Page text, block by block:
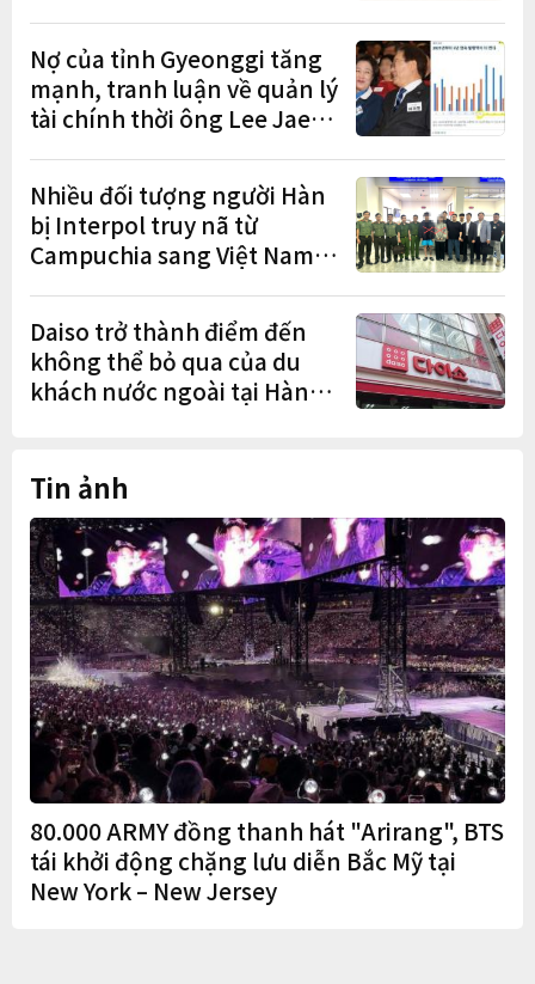
Nợ của tỉnh Gyeonggi tăng
mạnh, tranh luận về quản lý
tài chính thời ông Lee Jae-
Nhiều đối tượng người Hàn
bị Interpol truy nã từ
Campuchia sang Việt Nam
Daiso trở thành điểm đến
không thể bỏ qua của du
khách nước ngoài tại Hàn
Tin ảnh
80.000 ARMY đồng thanh hát "Arirang", BTS
tái khởi động chặng lưu diễn Bắc Mỹ tại
New York – New Jersey